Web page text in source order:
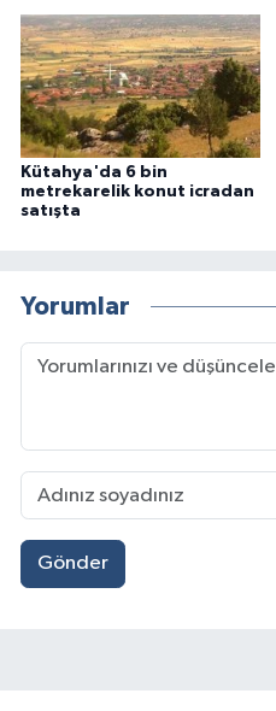
Kütahya'da 6 bin
metrekarelik konut icradan
satışta
Yorumlar
Gönder